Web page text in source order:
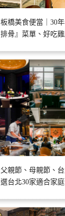
板橋美食便當｜30
排骨』菜單、好吃
父親節、母親節、
選台北30家適合家